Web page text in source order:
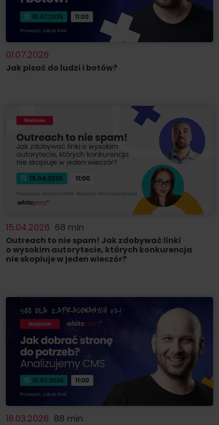
01.07.2026
Jak pisać do ludzi i botów?
15.04.2026 68 min
Outreach to nie spam! Jak zdobywać linki
o wysokim autorytecie, których konkurencja
nie skopiuje w jeden wieczór?
18.03.2026 88 min